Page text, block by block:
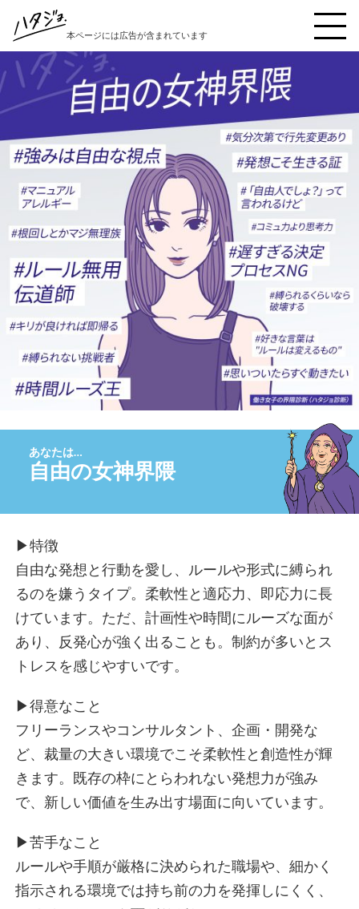
本ページには広告が含まれています
ハタジョ診断を受ける
本音キャンセル界隈
秒で反省界隈
縁の下の繊細女子界隈
好奇心インフレ界隈
陽キャ仮面界隈
理想と現実の狭間界隈
自責こじらせ界隈
イエスウーマン界隈
豆腐メンタル界隈
夢見女子界隈
つくし界隈
いいね待ち界隈
風に吹かれて界隈
他人ファースト界隈
職人界隈
マイペース界隈
縁の下の自己犠牲界隈
安定思考界隈
ありがと待ち界隈
こんにゃくメンタル界隈
パリピ界隈
トレンド界隈
短距離無双界隈
フッ軽界隈
みんなのおかん界隈
コミュ力お化け界隈
おせっ界隈
いいひと界隈
左脳界隈
思考ノンストップ界隈
自由の女神界隈
▶︎特徴
自由な発想と行動を愛し、ルールや形式に縛られ
るのを嫌うタイプ。柔軟性と適応力、即応力に長
けています。ただ、計画性や時間にルーズな面が
あり、反発心が強く出ることも。制約が多いとス
トレスを感じやすいです。
▶︎得意なこと
フリーランスやコンサルタント、企画・開発な
ど、裁量の大きい環境でこそ柔軟性と創造性が輝
きます。既存の枠にとらわれない発想力が強み
で、新しい価値を生み出す場面に向いています。
▶︎苦手なこと
ルールや手順が厳格に決められた職場や、細かく
指示される環境では持ち前の力を発揮しにくく、